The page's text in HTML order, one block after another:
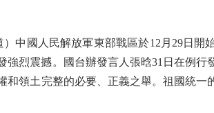
國人民解放軍東部戰區於12月29日開
強烈震撼。國台辦發言人張晗31日在例
領土完整的必要、正義之舉。祖國統